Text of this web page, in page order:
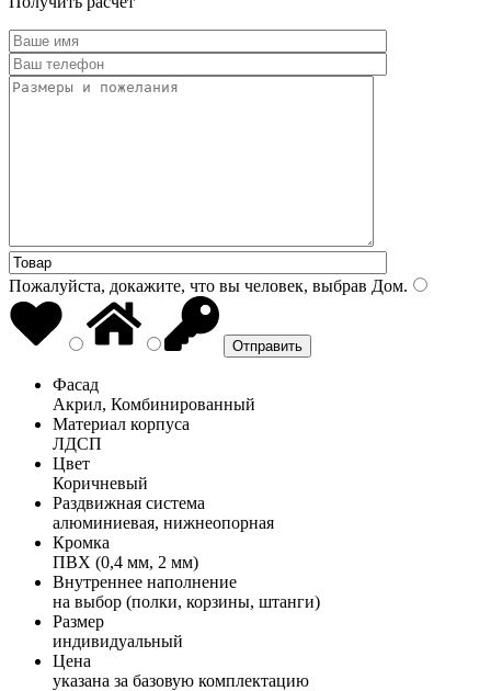
Пожалуйста, докажите, что вы человек, выбрав Дом.
Фасад
Акрил, Комбинированный
Материал корпуса
ЛДСП
Цвет
Коричневый
Раздвижная система
алюминиевая, нижнеопорная
Кромка
ПВХ (0,4 мм, 2 мм)
Внутреннее наполнение
на выбор (полки, корзины, штанги)
Размер
индивидуальный
Цена
указана за базовую комплектацию